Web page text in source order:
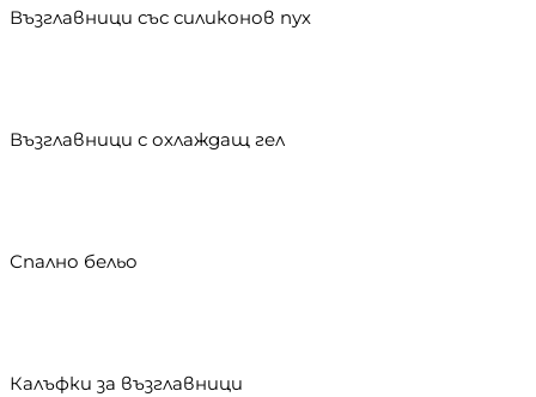
Възглавници със силиконов пух
Възглавници с охлаждащ гел
Спално бельо
Калъфки за възглавници